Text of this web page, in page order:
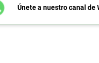
Únete a nuestro canal de